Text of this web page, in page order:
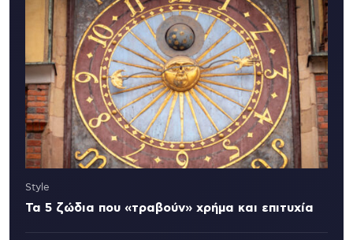
Style
Τα 5 ζώδια που «τραβούν» χρήμα και επιτυχία